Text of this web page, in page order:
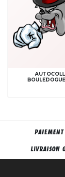
PAIEMENT
LIVRAISON